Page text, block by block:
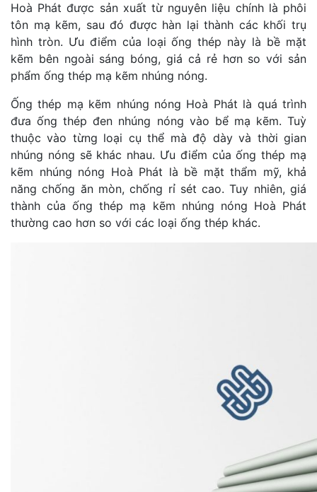
Hoà Phát được sản xuất từ nguyên liệu chính là phôi
tôn mạ kẽm, sau đó được hàn lại thành các khối trụ
hình tròn. Ưu điểm của loại ống thép này là bề mặt
kẽm bên ngoài sáng bóng, giá cả rẻ hơn so với sản
phẩm ống thép mạ kẽm nhúng nóng.
Ống thép mạ kẽm nhúng nóng Hoà Phát là quá trình
đưa ống thép đen nhúng nóng vào bể mạ kẽm. Tuỳ
thuộc vào từng loại cụ thể mà độ dày và thời gian
nhúng nóng sẽ khác nhau. Ưu điểm của ống thép mạ
kẽm nhúng nóng Hoà Phát là bề mặt thẩm mỹ, khả
năng chống ăn mòn, chống rỉ sét cao. Tuy nhiên, giá
thành của ống thép mạ kẽm nhúng nóng Hoà Phát
thường cao hơn so với các loại ống thép khác.